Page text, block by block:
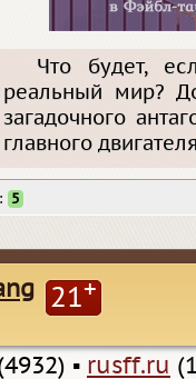
Что будет,
реальный мир?
загадочного
главного
5
21+
▪ rusff.ru